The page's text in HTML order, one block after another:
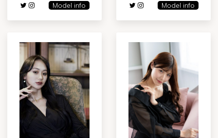
Model info
Model info